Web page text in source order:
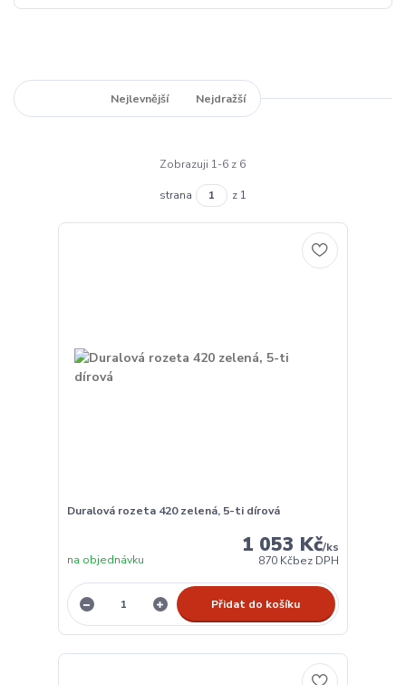
Nejlevnější Nejdražší
Zobrazuji 1-6 z 6
strana z 1
Duralová rozeta 420 zelená, 5-ti dírová
1 053 Kč/ks
870 Kčbez DPH
na objednávku
Přidat do košíku